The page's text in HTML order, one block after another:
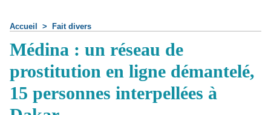
Accueil > Fait divers
Médina : un réseau de
prostitution en ligne démantelé,
15 personnes interpellées à